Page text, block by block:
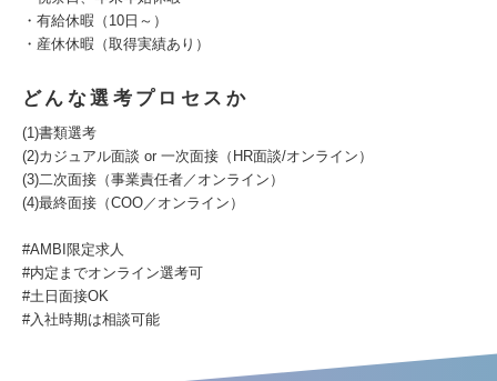
・有給休暇（10日～）
・産休休暇（取得実績あり）
どんな選考プロセスか
(1)書類選考
(2)カジュアル面談 or 一次面接（HR面談/オンライン）
(3)二次面接（事業責任者／オンライン）
(4)最終面接（COO／オンライン）
#AMBI限定求人
#内定までオンライン選考可
#土日面接OK
#入社時期は相談可能